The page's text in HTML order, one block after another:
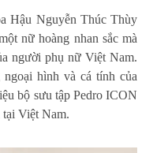
Hậu Nguyễn Thúc Thùy
nữ hoàng nhan sắc mà
người phụ nữ Việt Nam.
hình và cá tính của
bộ sưu tập Pedro ICON
Việt Nam.